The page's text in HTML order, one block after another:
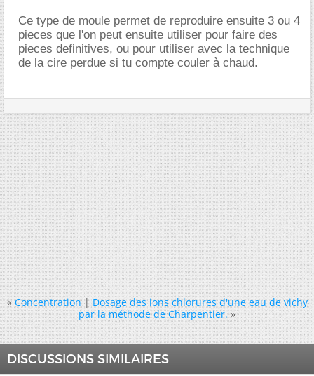
Ce type de moule permet de reproduire ensuite 3 ou 4
pieces que l'on peut ensuite utiliser pour faire des
pieces definitives, ou pour utiliser avec la technique
de la cire perdue si tu compte couler à chaud.
« Concentration|Dosage des ions chlorures d'une eau de vichy
par la méthode de Charpentier. »
DISCUSSIONS SIMILAIRES